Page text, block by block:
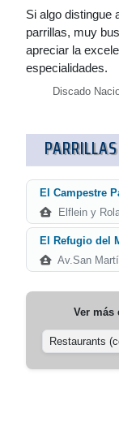
Si algo distingue
parrillas, muy
apreciar la
especialidades.
Discado
PARRILLAS
El Campestre
Elflein y
El Refugio del
Av.San
Ver más
Restaurants